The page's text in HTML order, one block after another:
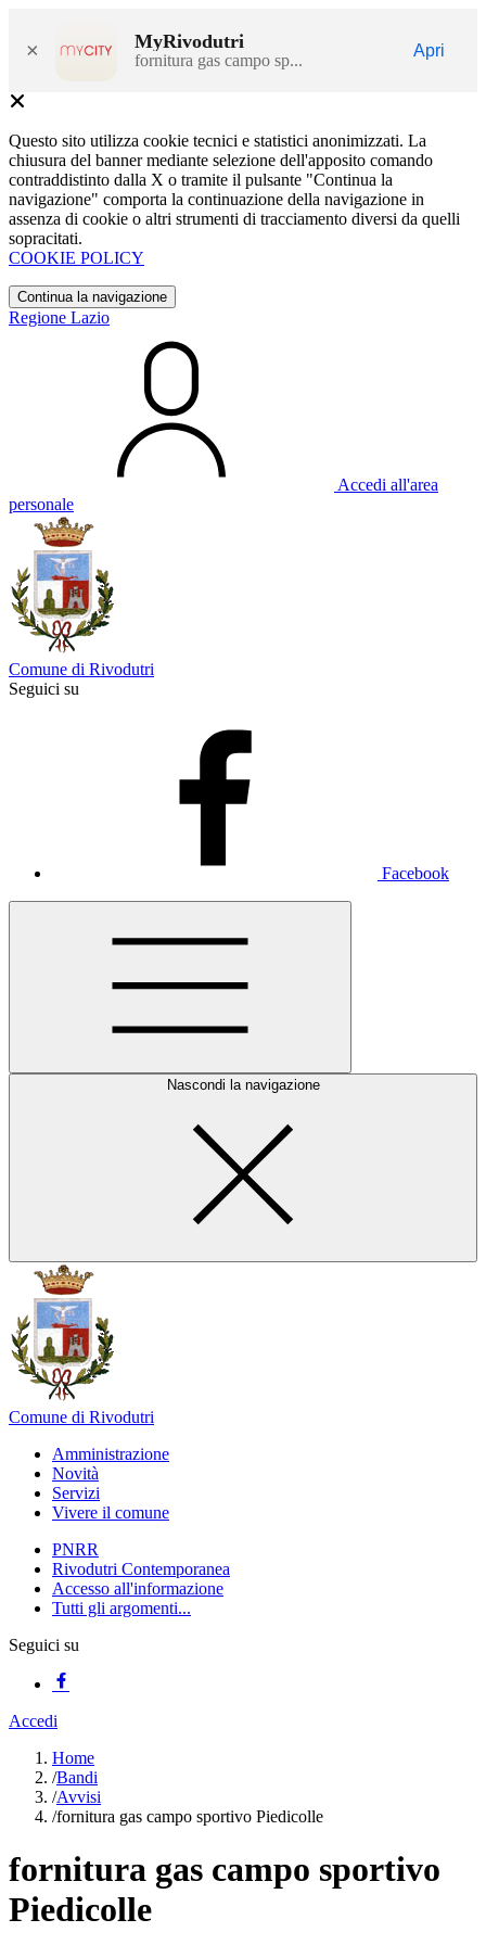
× MyRivodutri
fornitura gas campo sp...
Apri
Questo sito utilizza cookie tecnici e statistici anonimizzati. La
chiusura del banner mediante selezione dell'apposito comando
contraddistinto dalla X o tramite il pulsante "Continua la
navigazione" comporta la continuazione della navigazione in
assenza di cookie o altri strumenti di tracciamento diversi da quelli
sopracitati.
COOKIE POLICY
Continua la navigazione
Regione Lazio
Accedi all'area
personale
Comune di Rivodutri
Seguici su
Facebook
Nascondi la navigazione
Comune di Rivodutri
Amministrazione
Novità
Servizi
Vivere il comune
PNRR
Rivodutri Contemporanea
Accesso all'informazione
Tutti gli argomenti...
Seguici su
Accedi
Home
/Bandi
/Avvisi
/fornitura gas campo sportivo Piedicolle
fornitura gas campo sportivo
Piedicolle